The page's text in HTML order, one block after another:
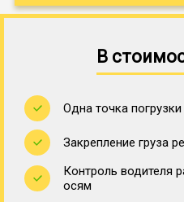
В
Одна точка
Закрепление груза
Контроль водителя
осям